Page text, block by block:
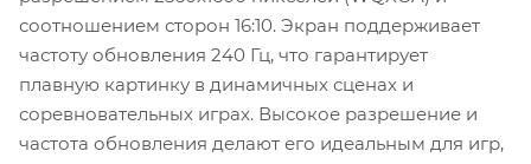
соотношением сторон 16:10. Экран поддерживает
частоту обновления 240 Гц, что гарантирует
плавную картинку в динамичных сценах и
соревновательных играх. Высокое разрешение и
частота обновления делают его идеальным для игр,